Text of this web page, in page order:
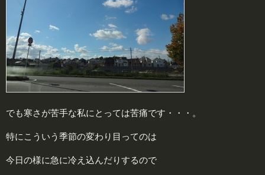
でも寒さが苦手な私にとっては苦痛です・・・。
特にこういう季節の変わり目ってのは
今日の様に急に冷え込んだりするので